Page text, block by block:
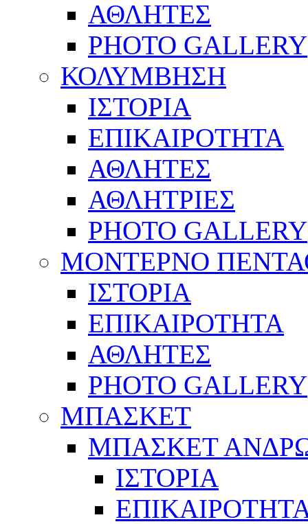
ΑΘΛΗΤΕΣ
PHOTO GALLERY
ΚΟΛΥΜΒΗΣΗ
ΙΣΤΟΡΙΑ
ΕΠΙΚΑΙΡΟΤΗΤΑ
ΑΘΛΗΤΕΣ
ΑΘΛΗΤΡΙΕΣ
PHOTO GALLERY
ΜΟΝΤΕΡΝΟ
ΙΣΤΟΡΙΑ
ΕΠΙΚΑΙΡΟΤΗΤΑ
ΑΘΛΗΤΕΣ
PHOTO GALLERY
ΜΠΑΣΚΕΤ
ΜΠΑΣΚΕΤ
ΙΣΤΟΡΙΑ